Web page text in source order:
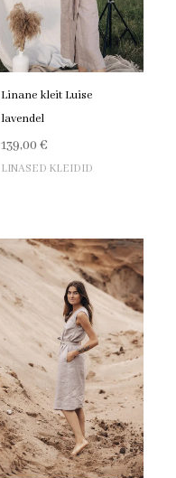
Linane kleit Luise
lavendel
139,00€
LINASED KLEIDID